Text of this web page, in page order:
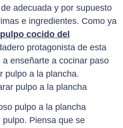
adecuada y por supuesto
e ingredientes. Como ya
pulpo cocido del
protagonista de esta
enseñarte a cocinar paso
pulpo a la plancha.
pulpo a la plancha
pulpo a la plancha
Piensa que se